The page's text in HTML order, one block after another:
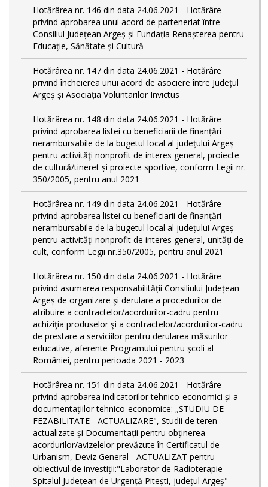
Hotărârea nr. 146 din data 24.06.2021 - Hotărâre
privind aprobarea unui acord de parteneriat între
Consiliul Județean Argeș și Fundația Renașterea pentru
Educație, Sănătate și Cultură
Hotărârea nr. 147 din data 24.06.2021 - Hotărâre
privind încheierea unui acord de asociere între Județul
Argeș și Asociația Voluntarilor Invictus
Hotărârea nr. 148 din data 24.06.2021 - Hotărâre
privind aprobarea listei cu beneficiarii de finanțări
nerambursabile de la bugetul local al județului Argeș
pentru activităţi nonprofit de interes general, proiecte
de cultură/tineret și proiecte sportive, conform Legii nr.
350/2005, pentru anul 2021
Hotărârea nr. 149 din data 24.06.2021 - Hotărâre
privind aprobarea listei cu beneficiarii de finanțări
nerambursabile de la bugetul local al județului Argeș
pentru activităţi nonprofit de interes general, unități de
cult, conform Legii nr.350/2005, pentru anul 2021
Hotărârea nr. 150 din data 24.06.2021 - Hotărâre
privind asumarea responsabilității Consiliului Județean
Argeș de organizare şi derulare a procedurilor de
atribuire a contractelor/acordurilor-cadru pentru
achiziţia produselor şi a contractelor/acordurilor-cadru
de prestare a serviciilor pentru derularea măsurilor
educative, aferente Programului pentru școli al
României, pentru perioada 2021 - 2023
Hotărârea nr. 151 din data 24.06.2021 - Hotărâre
privind aprobarea indicatorilor tehnico-economici și a
documentațiilor tehnico-economice: „STUDIU DE
FEZABILITATE - ACTUALIZARE", Studii de teren
actualizate și Documentații pentru obținerea
acordurilor/avizelelor prevăzute în Certificatul de
Urbanism, Deviz General - ACTUALIZAT pentru
obiectivul de investiții:"Laborator de Radioterapie
Spitalul Județean de Urgență Pitești, județul Argeș"